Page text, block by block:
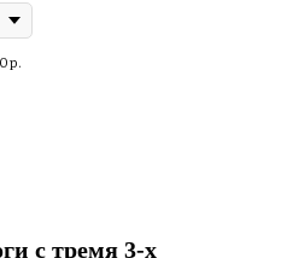
р.
с тремя 3-х